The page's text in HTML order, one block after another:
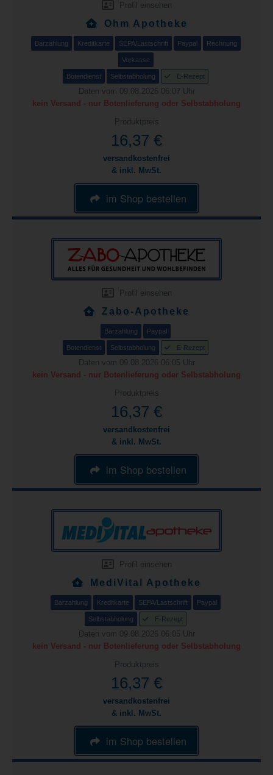
Profil einsehen
Ohm Apotheke
Barzahlung Kreditkarte SEPA/Lastschrift Paypal Rechnung
Vorkasse
Botendienst Selbstabholung E-Rezept
Daten vom 09.08.2026 06:07 Uhr
kein Versand - nur Botenlieferung oder Selbstabholung
Produktpreis
16,37 €
versandkostenfrei
& inkl. MwSt.
im Shop bestellen
Profil einsehen
Zabo-Apotheke
Barzahlung Paypal
Botendienst Selbstabholung E-Rezept
Daten vom 09.08.2026 06:05 Uhr
kein Versand - nur Botenlieferung oder Selbstabholung
Produktpreis
16,37 €
versandkostenfrei
& inkl. MwSt.
im Shop bestellen
Profil einsehen
MediVital Apotheke
Barzahlung Kreditkarte SEPA/Lastschrift Paypal
Selbstabholung E-Rezept
Daten vom 09.08.2026 06:05 Uhr
kein Versand - nur Botenlieferung oder Selbstabholung
Produktpreis
16,37 €
versandkostenfrei
& inkl. MwSt.
im Shop bestellen